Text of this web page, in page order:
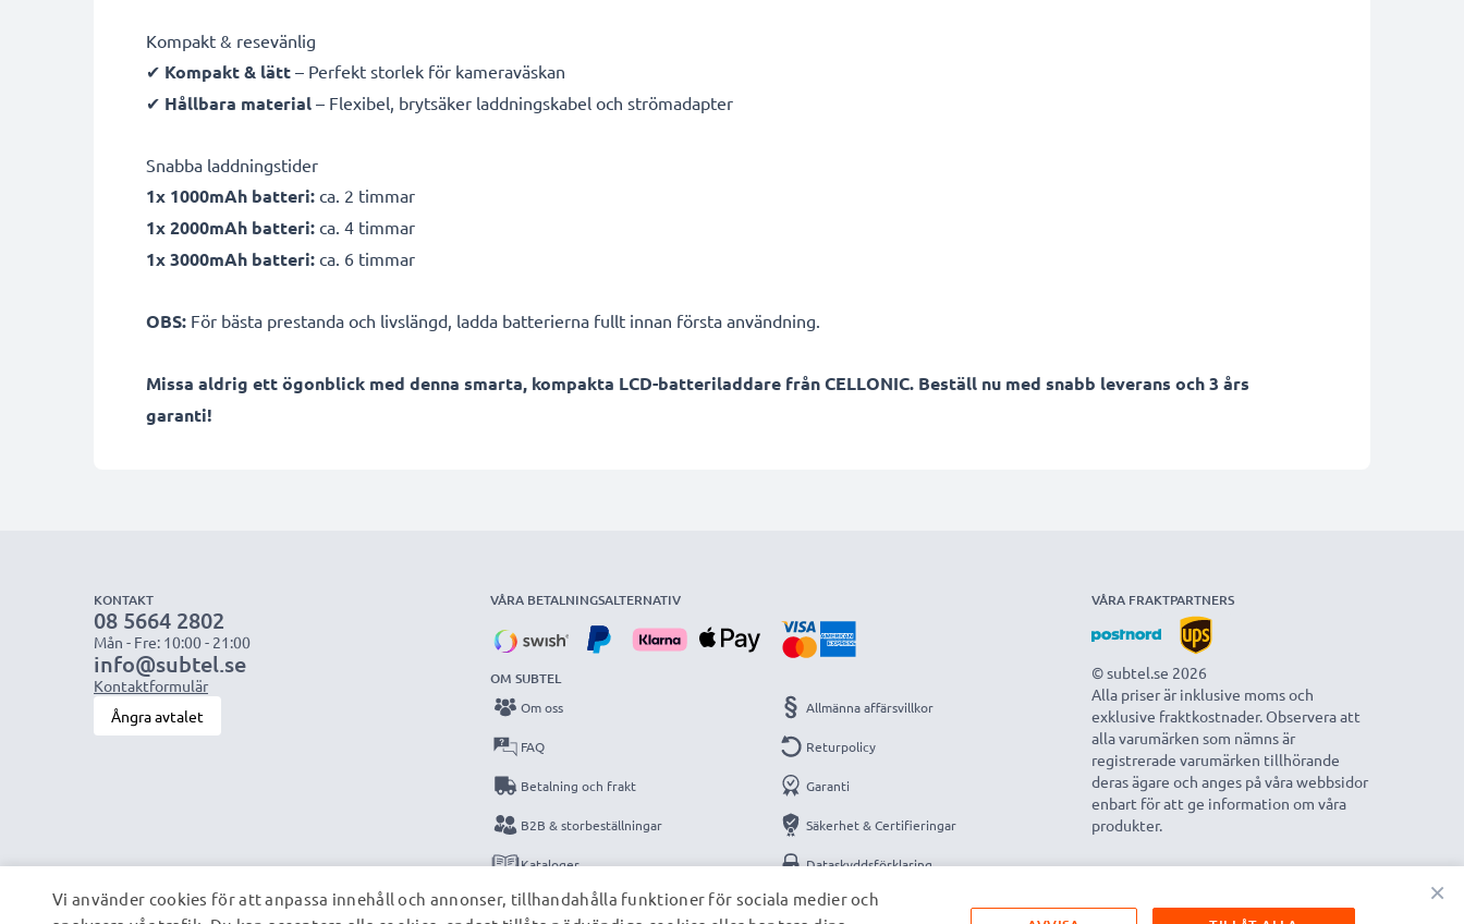
Kompakt & resevänlig
✔ Kompakt & lätt – Perfekt storlek för kameraväskan
✔ Hållbara material – Flexibel, brytsäker laddningskabel och strömadapter
Snabba laddningstider
1x 1000mAh batteri: ca. 2 timmar
1x 2000mAh batteri: ca. 4 timmar
1x 3000mAh batteri: ca. 6 timmar
OBS: För bästa prestanda och livslängd, ladda batterierna fullt innan första användning.
Missa aldrig ett ögonblick med denna smarta, kompakta LCD-batteriladdare från CELLONIC. Beställ nu med snabb leverans och 3 års
garanti!
KONTAKT
08 5664 2802
Mån - Fre: 10:00 - 21:00
info@subtel.se
Kontaktformulär
Ångra avtalet
VÅRA BETALNINGSALTERNATIV
OM SUBTEL
Om oss
FAQ
Betalning och frakt
B2B & storbeställningar
Kataloger
Kontakt
Allmänna affärsvillkor
Returpolicy
Garanti
Säkerhet & Certifieringar
Dataskyddsförklaring
Impressum
VÅRA FRAKTPARTNERS
© subtel.se 2026
Alla priser är inklusive moms och
exklusive fraktkostnader. Observera att
alla varumärken som nämns är
registrerade varumärken tillhörande
deras ägare och anges på våra webbsidor
enbart för att ge information om våra
produkter.
×
Vi använder cookies för att anpassa innehåll och annonser, tillhandahålla funktioner för sociala medier och